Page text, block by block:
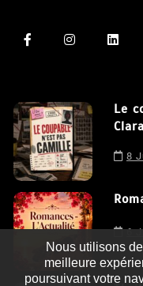
Le
8
6
Nous utilisons
meilleure
poursuivant votre